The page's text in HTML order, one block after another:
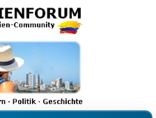
und Visum in Kolumbien und Venezuela.
Kolumbienforum